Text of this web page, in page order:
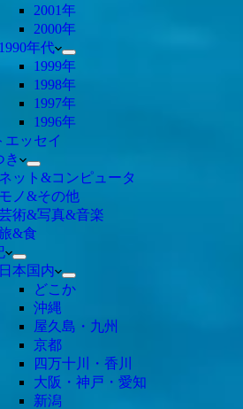
2001年
2000年
1990年代
1999年
1998年
1997年
1996年
エッセイ
き
ネット&コンピュータ
モノ&その他
術&写真&音楽
&食
日本国内
どこか
沖縄
屋久島・九州
京都
四万十川・香川
大阪・神戸・愛知
新潟